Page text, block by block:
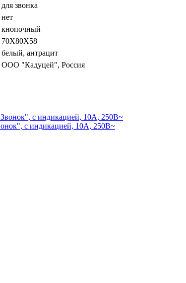
для звонка
нет
кнопочный
70Х80Х58
белый, антрацит
ООО "Кадуцей", Россия
с индикацией, 10А, 250В~